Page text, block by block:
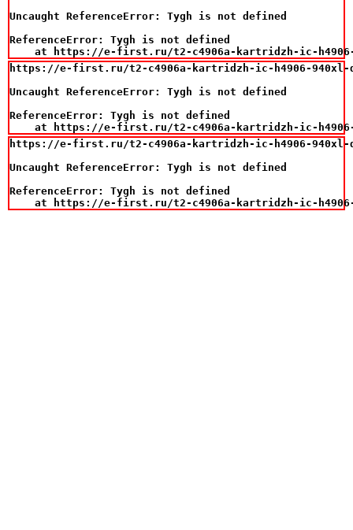
Uncaught ReferenceError: Tygh is not defined
ReferenceError: Tygh is not defined
at https://e-first.ru/t2-c4906a-kartridzh-ic-
https://e-first.ru/t2-c4906a-kartridzh-ic-h4906-940xl-
Uncaught ReferenceError: Tygh is not defined
ReferenceError: Tygh is not defined
at https://e-first.ru/t2-c4906a-kartridzh-ic-
https://e-first.ru/t2-c4906a-kartridzh-ic-h4906-940xl-
Uncaught ReferenceError: Tygh is not defined
ReferenceError: Tygh is not defined
at https://e-first.ru/t2-c4906a-kartridzh-ic-